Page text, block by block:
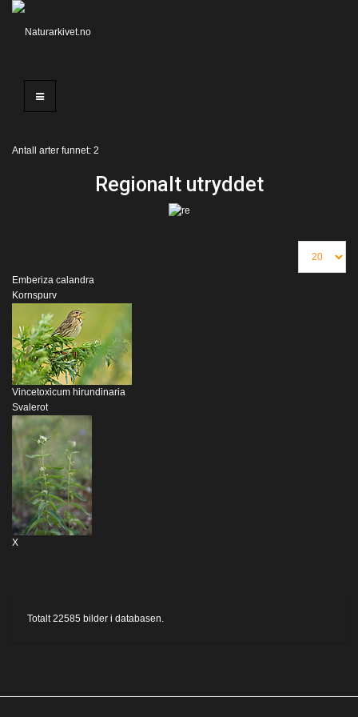
Antall arter funnet: 2
Regionalt utryddet
Emberiza calandra
Kornspurv
Vincetoxicum hirundinaria
Svalerot
X
Totalt22585 bilder i databasen.